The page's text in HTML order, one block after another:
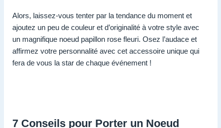
Alors, laissez-vous tenter par la tendance du moment et
ajoutez un peu de couleur et d’originalité à votre style avec
un magnifique noeud papillon rose fleuri. Osez l’audace et
affirmez votre personnalité avec cet accessoire unique qui
fera de vous la star de chaque événement !
7 Conseils pour Porter un Noeud